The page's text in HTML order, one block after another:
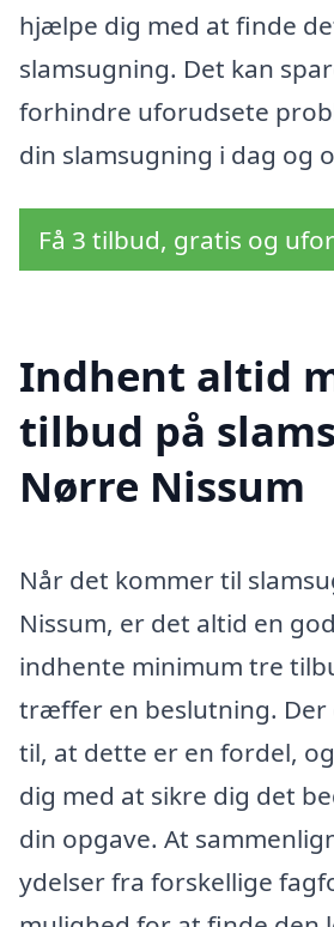
hjælpe dig med at finde
slamsugning. Det kan
forhindre uforudsete
din slamsugning i dag og
Få 3 tilbud, gratis og
Indhent altid
tilbud på
Nørre Nissum
Når det kommer til
Nissum, er det altid en
indhente minimum tre
træffer en beslutning. Der
til, at dette er en fordel,
dig med at sikre dig det
din opgave. At
ydelser fra forskellige